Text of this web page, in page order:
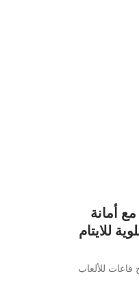
أمانة
للايتام
قاعات للألعاب